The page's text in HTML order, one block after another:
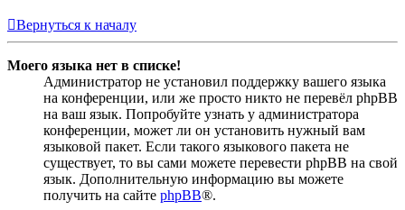
Вернуться к началу
Моего языка нет в списке!
Администратор не установил поддержку вашего языка
на конференции, или же просто никто не перевёл phpBB
на ваш язык. Попробуйте узнать у администратора
конференции, может ли он установить нужный вам
языковой пакет. Если такого языкового пакета не
существует, то вы сами можете перевести phpBB на свой
язык. Дополнительную информацию вы можете
получить на сайте phpBB®.